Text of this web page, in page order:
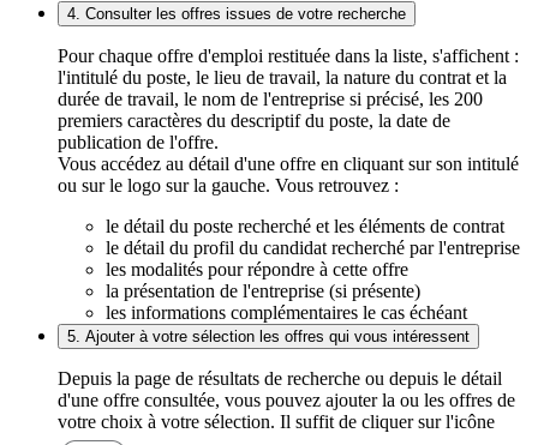
4. Consulter les offres issues de votre recherche
Pour chaque offre d'emploi restituée dans la liste, s'affichent :
l'intitulé du poste, le lieu de travail, la nature du contrat et la
durée de travail, le nom de l'entreprise si précisé, les 200
premiers caractères du descriptif du poste, la date de
publication de l'offre.
Vous accédez au détail d'une offre en cliquant sur son intitulé
ou sur le logo sur la gauche. Vous retrouvez :
le détail du poste recherché et les éléments de contrat
le détail du profil du candidat recherché par l'entreprise
les modalités pour répondre à cette offre
la présentation de l'entreprise (si présente)
les informations complémentaires le cas échéant
5. Ajouter à votre sélection les offres qui vous intéressent
Depuis la page de résultats de recherche ou depuis le détail
d'une offre consultée, vous pouvez ajouter la ou les offres de
votre choix à votre sélection. Il suffit de cliquer sur l'icône